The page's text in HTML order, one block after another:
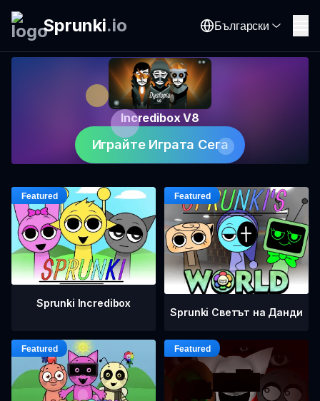
Sprunki.io Български
Incredibox V8
Играйте Играта Сега
Sprunki Incredibox
Sprunki Светът на Данди